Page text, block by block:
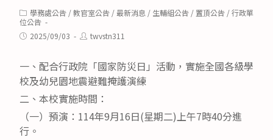
Post
category:
學務處公告 /教官室公告 /最新消息 / 生輔組公告 / 置頂公告 /行政單
位公告
Post2025/09/03
Posttwvstn311
一、配合行政院「國家防災日」活動，實施全國各級學
校及幼兒園地震避難掩護演練
二、本校實施時間：
（一）預演：114年9月16日(星期二)上午7時40分進
行。